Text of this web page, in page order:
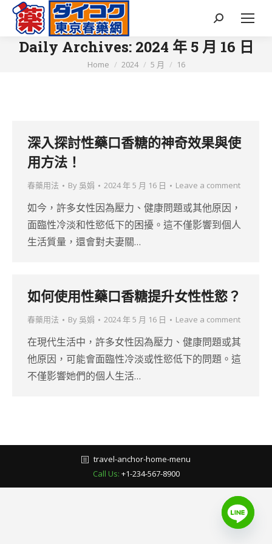
Search:
Daily Archives: 2024 年 5 月 16 日
You are here:
Home 2024 5 月 16
深入探討性藥口香糖的神奇效果與使
用方法！
春藥用法 By 吳娟 2024 年 5 月 16 日 Leave a comment
如今，許多女性因為壓力、健康問題或其他原因，
面臨性冷淡和性慾低下的困擾。這不僅影響到個人
生活質量，還會對夫妻關…
如何使用性藥口香糖提升女性性慾？
春藥用法 By 吳娟 2024 年 5 月 16 日 Leave a comment
在現代生活中，許多女性因為壓力、健康問題或其
他原因，可能會面臨性冷淡或性慾低下的問題。這
不僅影響她們的個人生活…
travel-anchor-home-menu
Call Us: +1-234-567-8900